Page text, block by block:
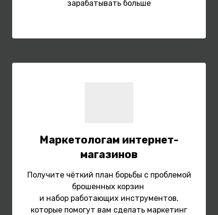
зарабатывать больше
Маркетологам интернет-
магазинов
Получите чёткий план борьбы с проблемой
брошенных корзин
и набор работающих инструментов,
которые помогут вам сделать маркетинг